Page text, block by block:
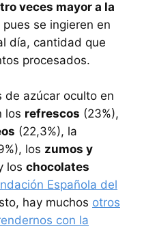
veces mayor a la
pues se ingieren en
día, cantidad que
procesados.
de azúcar oculto en
los refrescos (23%),
(22,3%), la
los zumos y
los chocolates
Española del
hay muchos otros
con la